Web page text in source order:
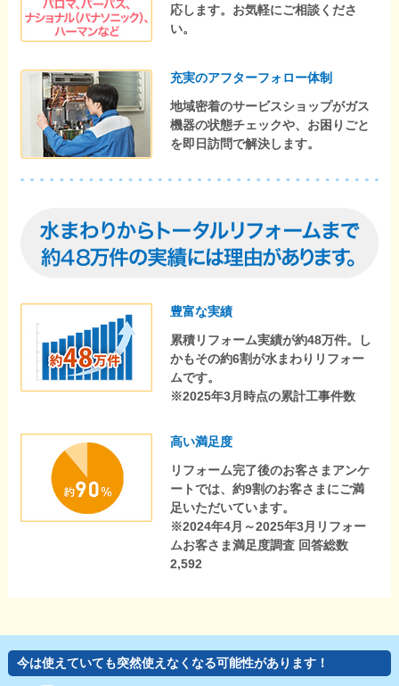
応します。お気軽にご相談くださ
い。
充実のアフターフォロー体制
地域密着のサービスショップがガス
機器の状態チェックや、お困りごと
を即日訪問で解決します。
豊富な実績
累積リフォーム実績が約48万件。し
かもその約6割が水まわりリフォー
ムです。
※2025年3月時点の累計工事件数
高い満足度
リフォーム完了後のお客さまアンケ
ートでは、約9割のお客さまにご満
足いただいています。
※2024年4月～2025年3月リフォー
ムお客さま満足度調査 回答総数
2,592
今は使えていても突然使えなくなる可能性があります！